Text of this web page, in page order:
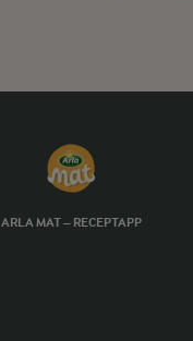
ARLA MAT – RECEPTAPP